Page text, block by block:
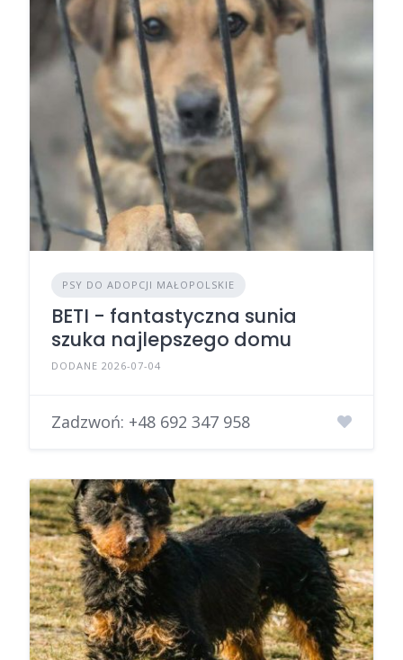
PSY DO ADOPCJI MAŁOPOLSKIE
BETI - fantastyczna sunia
szuka najlepszego domu
DODANE 2026-07-04
Zadzwoń: +48 692 347 958